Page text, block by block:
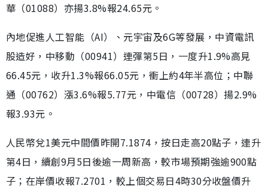
華（01088）亦揚3.8%報24.65元。
內地促進人工智能（AI）、元宇宙及6G等發展，中資電訊
股造好，中移動（00941）連彈第5日，一度升1.9%高見
66.45元，收升1.3%報66.05元，衝上約4年半高位；中聯
通（00762）漲3.6%報5.77元，中電信（00728）揚2.9%
報3.93元。
人民幣兌1美元中間價昨開7.1874，按日走高20點子，連升
第4日，續創9月5日後逾一周新高，較市場預期強逾900點
子；在岸價收報7.2701，較上個交易日4時30分收盤價升